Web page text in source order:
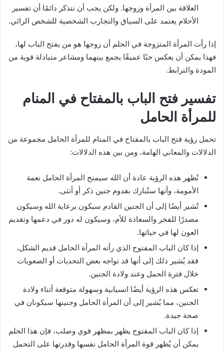
العلاقة بين المرأة وزوجها. ولكن يجب أن نتذكر دائمًا أن تفسير
الأحلام يعتمد على السياق والتجارب الشخصية للشخص الرائي.
إذا رأت المرأة المتزوجة في الحلم أن زوجها هو من يفتح الباب لها،
فهذا يمكن أن يعكس حبًا عميقًا يجمع بينهما ومشاعر متبادلة قوية من
المودة والترابط.
تفسير فتح الباب بالمفتاح في المنام
للمرأة الحامل
تحمل رؤية فتح الباب بالمفتاح في المنام للمرأة الحامل مجموعة من
الدلالات والمعاني الهامة، ومن بين هذه الدلالات:
تُظهر هذه الرؤية عادة أن الله سيمنح المرأة الحامل نعمة
الأمومة، وأنها ستُبارك بقدوم جنين ذكر أو أنثى.
تُشير أيضًا إلى أن الجنين القادم سيكون برعاية الله وسيكون
مصدرًا للفخر والسعادة للأم، وسيكون له دور في دعمها وتقديم
العون لها في حياتها.
إذا كان الباب المفتوح الذي رأته المرأة الحامل قديم الشكل،
فقد يُشير ذلك إلى أنها قد تواجه بعض التحديات أو الصعوبات
خلال فترة الحمل وعند ولادة الجنين.
تعكس هذه الرؤية أيضًا انسيابية وسهولة متوقعة أثناء ولادة
الجنين، مما يُشير إلى أن المرأة الحامل وجنينها سيكونان في
صحة جيدة.
إذا كان الباب المفتوح يظهر بمظهر قوي وصلب، فإن هذا الحلم
يمكن أن يُظهر قوة المرأة الحامل نفسها وقدرتها على التحمل